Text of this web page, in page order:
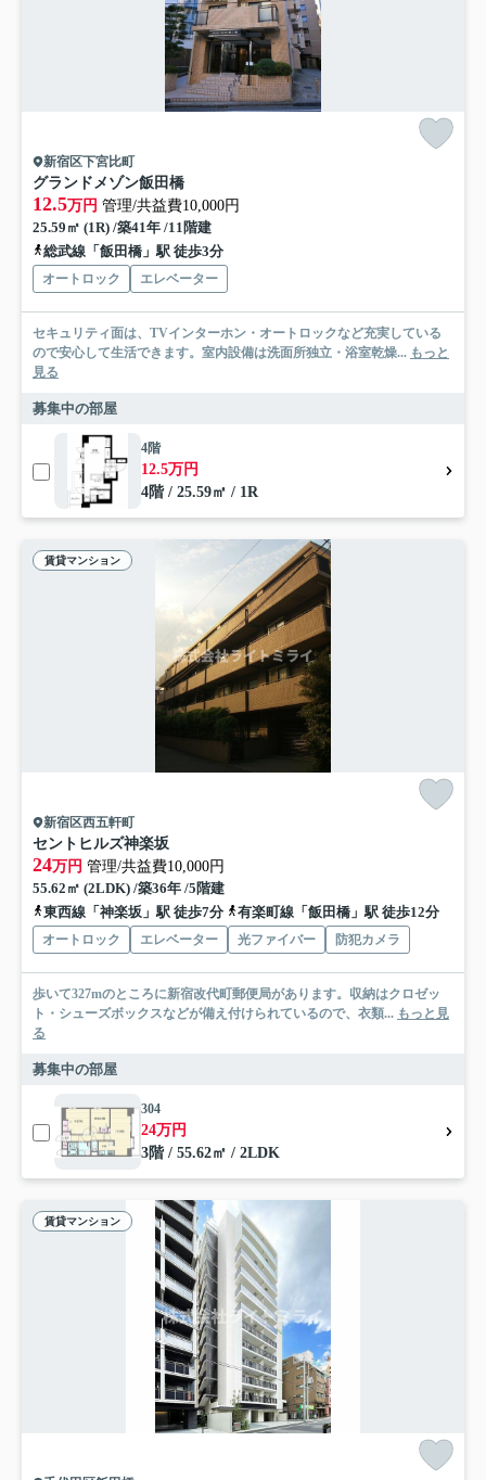
新宿区下宮比町
グランドメゾン飯田橋
12.5万円 管理/共益費10,000円
25.59㎡ (1R) /築41年 /11階建
総武線「飯田橋」駅 徒歩3分
オートロック エレベーター
セキュリティ面は、TVインターホン・オートロックなど充実している
ので安心して生活できます。室内設備は洗面所独立・浴室乾燥... もっと
見る
募集中の部屋
4階
12.5万円
4階 / 25.59㎡ / 1R
賃貸マンション
新宿区西五軒町
セントヒルズ神楽坂
24万円 管理/共益費10,000円
55.62㎡ (2LDK) /築36年 /5階建
東西線「神楽坂」駅 徒歩7分
有楽町線「飯田橋」駅 徒歩12分
オートロック エレベーター 光ファイバー 防犯カメラ
歩いて327mのところに新宿改代町郵便局があります。収納はクロゼッ
ト・シューズボックスなどが備え付けられているので、衣類... もっと見
る
募集中の部屋
304
24万円
3階 / 55.62㎡ / 2LDK
賃貸マンション